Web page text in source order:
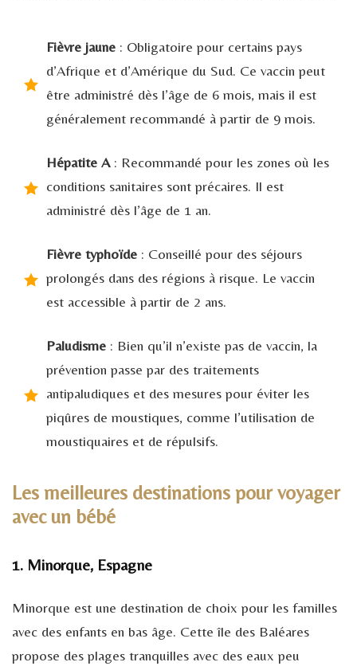
Fièvre jaune : Obligatoire pour certains pays
d’Afrique et d’Amérique du Sud. Ce vaccin peut
être administré dès l’âge de 6 mois, mais il est
généralement recommandé à partir de 9 mois.
Hépatite A: Recommandé pour les zones où les
conditions sanitaires sont précaires. Il est
administré dès l’âge de 1 an.
Fièvre typhoïde : Conseillé pour des séjours
prolongés dans des régions à risque. Le vaccin
est accessible à partir de 2 ans.
Paludisme : Bien qu’il n’existe pas de vaccin, la
prévention passe par des traitements
antipaludiques et des mesures pour éviter les
piqûres de moustiques, comme l’utilisation de
moustiquaires et de répulsifs.
Les meilleures destinations pour voyager
avec un bébé
1. Minorque, Espagne
Minorque est une destination de choix pour les familles
avec des enfants en bas âge. Cette île des Baléares
propose des plages tranquilles avec des eaux peu